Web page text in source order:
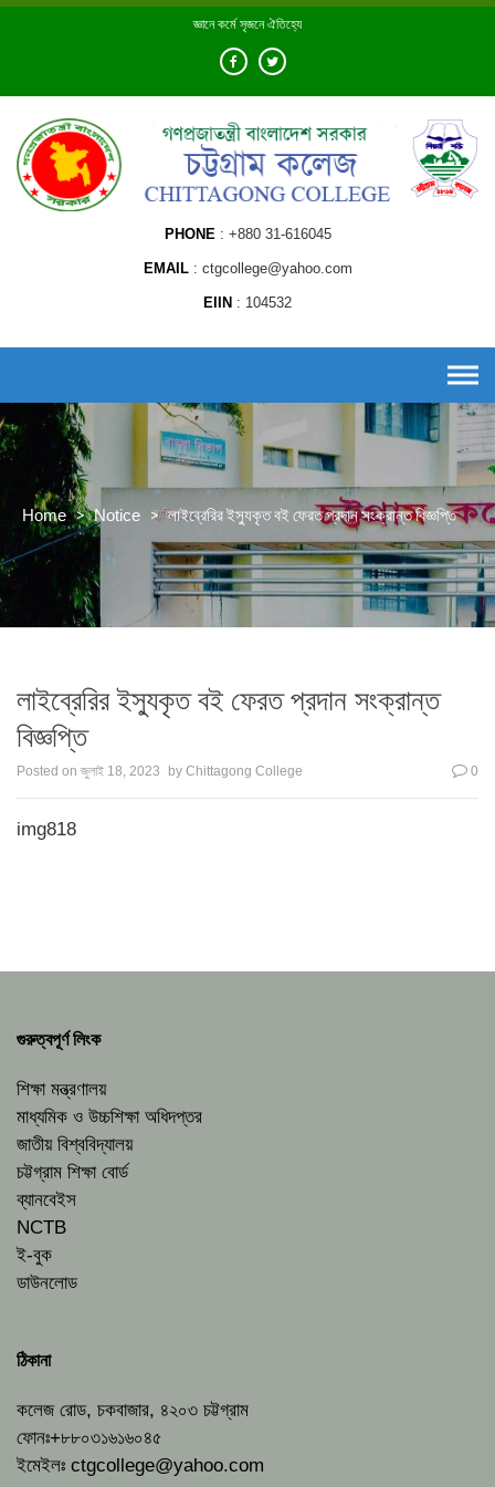
Skip
জ্ঞানে কর্মে সৃজনে ঐতিহ্যে
PHONE +880 31-616045
EMAIL ctgcollege@yahoo.com
EIIN 104532
Home > Notice > লাইব্রেরির ইস্যুকৃত বই ফেরত প্রদান সংক্রান্ত বিজ্ঞপ্তি
লাইব্রেরির ইস্যুকৃত বই ফেরত প্রদান সংক্রান্ত
বিজ্ঞপ্তি
Posted on জুলাই 18, 2023 by Chittagong College 0
img818
গুরুত্বপূর্ণ লিংক
শিক্ষা মন্ত্রণালয়
মাধ্যমিক ও উচ্চশিক্ষা অধিদপ্তর
জাতীয় বিশ্ববিদ্যালয়
চট্টগ্রাম শিক্ষা বোর্ড
ব্যানবেইস
NCTB
ই-বুক
ডাউনলোড
ঠিকানা
কলেজ রোড, চকবাজার, ৪২০৩ চট্টগ্রাম
ফোনঃ+৮৮০৩১৬১৬০৪৫
ইমেইলঃ ctgcollege@yahoo.com